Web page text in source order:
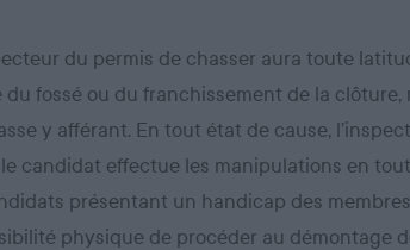
du permis de chasser aura toute
fossé ou du franchissement de la clôture,
y afférant. En tout état de cause,
candidat effectue les manipulations en
présentant un handicap des membres
physique de procéder au démontage